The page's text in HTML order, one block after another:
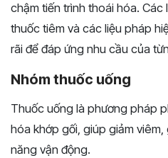
chậm tiến trình thoái hóa.
thuốc tiêm và các liệu pháp
rãi để đáp ứng nhu cầu của
Nhóm thuốc uống
Thuốc uống là phương pháp
hóa khớp gối, giúp giảm
năng vận động.